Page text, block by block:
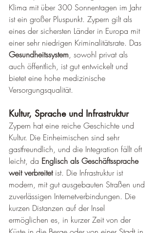
Klima mit über 300 Sonnentagen im Jahr
ist ein großer Pluspunkt. Zypern gilt als
eines der sichersten Länder in Europa mit
einer sehr niedrigen Kriminalitätsrate. Das
Gesundheitssystem, sowohl privat als
auch öffentlich, ist gut entwickelt und
bietet eine hohe medizinische
Versorgungsqualität.
Kultur, Sprache und Infrastruktur
Zypern hat eine reiche Geschichte und
Kultur. Die Einheimischen sind sehr
gastfreundlich, und die Integration fällt oft
leicht, da Englisch als Geschäftssprache
weit verbreitet ist. Die Infrastruktur ist
modern, mit gut ausgebauten Straßen und
zuverlässigen Internetverbindungen. Die
kurzen Distanzen auf der Insel
ermöglichen es, in kurzer Zeit von der